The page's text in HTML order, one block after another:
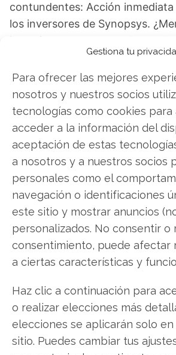
Gestiona tu
Para ofrecer las mejores
nosotros y nuestros socios
tecnologías como cookies
acceder a la información del
aceptación de estas
a nosotros y a nuestros socios
personales como el
navegación o identificaciones
este sitio y mostrar anuncios
personalizados. No consentir o
consentimiento, puede afectar
a ciertas características y
Haz clic a continuación para
o realizar elecciones más
elecciones se aplicarán solo
sitio. Puedes cambiar tus
contundentes: Acción inmediata
los inversores de Synopsys.
invertir o es momento de
gratuito actual del 7 de agosto
exactamente qué hacer.
Synopsys: ¿Comprar o vender?
Compartir este artículo
Twitter
Facebook
LinkedIn
Copiar enlace